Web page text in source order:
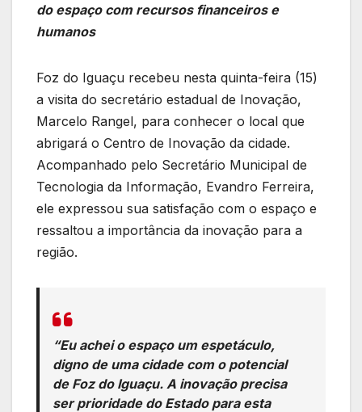
do espaço com recursos financeiros e
humanos
Foz do Iguaçu recebeu nesta quinta-feira (15)
a visita do secretário estadual de Inovação,
Marcelo Rangel, para conhecer o local que
abrigará o Centro de Inovação da cidade.
Acompanhado pelo Secretário Municipal de
Tecnologia da Informação, Evandro Ferreira,
ele expressou sua satisfação com o espaço e
ressaltou a importância da inovação para a
região.
“Eu achei o espaço um espetáculo,
digno de uma cidade com o potencial
de Foz do Iguaçu. A inovação precisa
ser prioridade do Estado para esta